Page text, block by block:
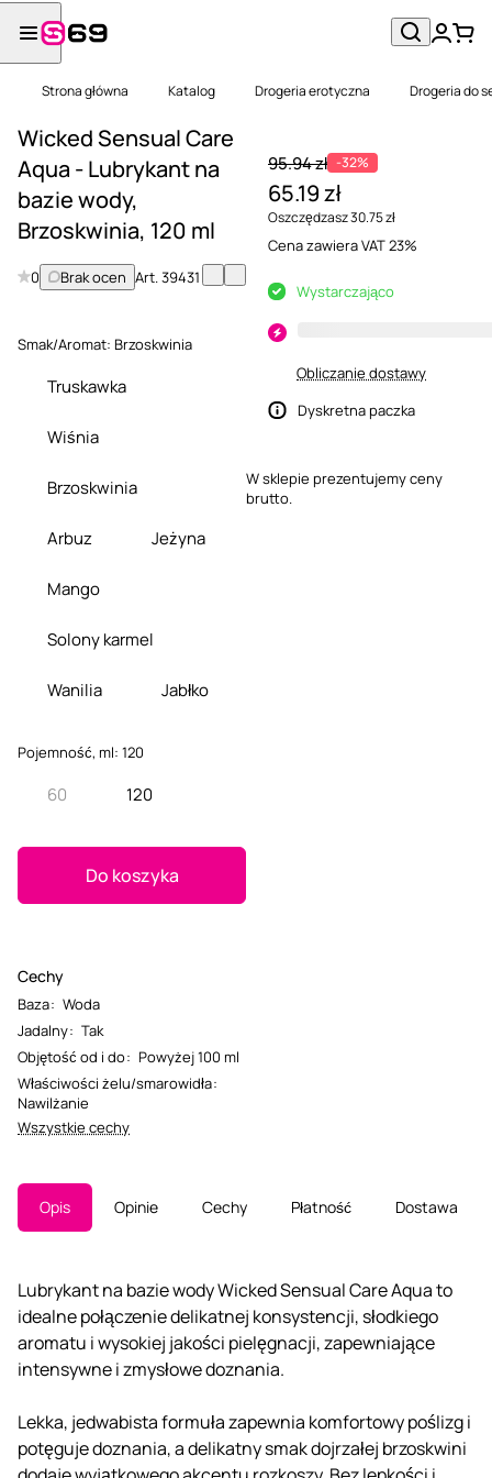
Strona główna Katalog Drogeria erotyczna Drogeria do
Wicked Sensual Care
Aqua - Lubrykant na
bazie wody,
Brzoskwinia, 120 ml
0 Brak ocen Art.39431
Smak/Aromat: Brzoskwinia
Truskawka
Wiśnia
Brzoskwinia
Arbuz Jeżyna
Mango
Solony karmel
Wanilia Jabłko
Pojemność, ml: 120
60 120
Do koszyka
Cechy
Baza: Woda
Jadalny: Tak
Objętość od i do: Powyżej 100 ml
Właściwości żelu/smarowidła:
Nawilżanie
Wszystkie cechy
95.94 zł -32%
65.19 zł
Oszczędzasz 30.75 zł
Cena zawiera VAT 23%
Wystarczająco
Obliczanie dostawy
Dyskretna paczka
W sklepie prezentujemy ceny
brutto.
Opis Opinie Cechy Płatność Dostawa
Lubrykant na bazie wody Wicked Sensual Care Aqua to
idealne połączenie delikatnej konsystencji, słodkiego
aromatu i wysokiej jakości pielęgnacji, zapewniające
intensywne i zmysłowe doznania.
Lekka, jedwabista formuła zapewnia komfortowy poślizg i
potęguje doznania, a delikatny smak dojrzałej brzoskwini